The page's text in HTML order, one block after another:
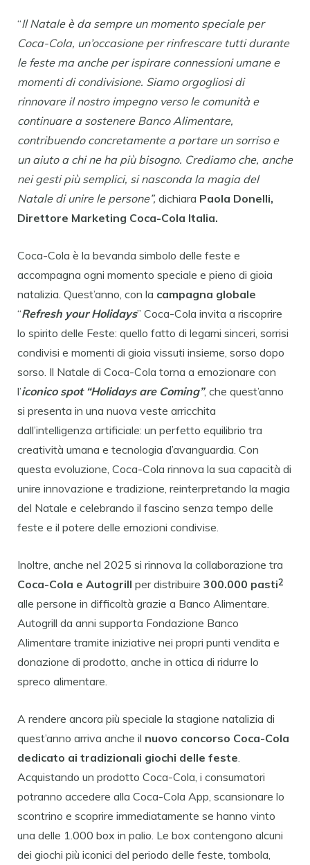
“Il Natale è da sempre un momento speciale per
Coca-Cola, un’occasione per rinfrescare tutti durante
le feste ma anche per ispirare connessioni umane e
momenti di condivisione. Siamo orgogliosi di
rinnovare il nostro impegno verso le comunità e
continuare a sostenere Banco Alimentare,
contribuendo concretamente a portare un sorriso e
un aiuto a chi ne ha più bisogno. Crediamo che, anche
nei gesti più semplici, si nasconda la magia del
Natale di unire le persone”, dichiara Paola Donelli,
Direttore Marketing Coca-Cola Italia.
Coca-Cola è la bevanda simbolo delle feste e
accompagna ogni momento speciale e pieno di gioia
natalizia. Quest’anno, con la campagna globale
“Refresh your Holidays” Coca-Cola invita a riscoprire
lo spirito delle Feste: quello fatto di legami sinceri, sorrisi
condivisi e momenti di gioia vissuti insieme, sorso dopo
sorso. Il Natale di Coca-Cola torna a emozionare con
l’iconico spot “Holidays are Coming”, che quest’anno
si presenta in una nuova veste arricchita
dall’intelligenza artificiale: un perfetto equilibrio tra
creatività umana e tecnologia d’avanguardia. Con
questa evoluzione, Coca-Cola rinnova la sua capacità di
unire innovazione e tradizione, reinterpretando la magia
del Natale e celebrando il fascino senza tempo delle
feste e il potere delle emozioni condivise.
Inoltre, anche nel 2025 si rinnova la collaborazione tra
Coca-Cola e Autogrill per distribuire 300.000 pasti2
alle persone in difficoltà grazie a Banco Alimentare.
Autogrill da anni supporta Fondazione Banco
Alimentare tramite iniziative nei propri punti vendita e
donazione di prodotto, anche in ottica di ridurre lo
spreco alimentare.
A rendere ancora più speciale la stagione natalizia di
quest’anno arriva anche il nuovo concorso Coca-Cola
dedicato ai tradizionali giochi delle feste.
Acquistando un prodotto Coca-Cola, i consumatori
potranno accedere alla Coca-Cola App, scansionare lo
scontrino e scoprire immediatamente se hanno vinto
una delle 1.000 box in palio. Le box contengono alcuni
dei giochi più iconici del periodo delle feste, tombola,